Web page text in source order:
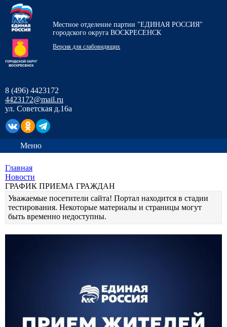
Местное отделение партии "ЕДИНАЯ РОССИЯ"
городского округа ВОСКРЕСЕНСК
Версия для слабовидящих
8 (496) 4423172
4423172@mail.ru
ул. Советская д.16а
Меню
Главная
Новости
ГРАФИК ПРИЕМА ГРАЖДАН
Уважаемые посетители сайта! Портал находится в стадии
тестирования. Некоторые материалы и страницы могут
быть временно недоступны.